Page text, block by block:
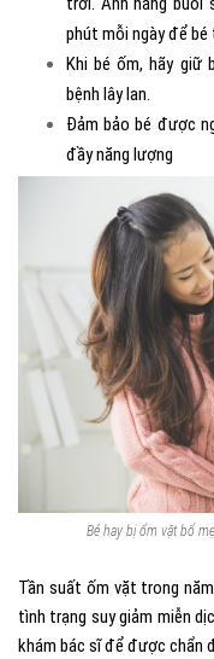
phút mỗi ngày để bé
Khi bé ốm, hãy giữ
bệnh lây lan.
Đảm bảo bé được
đầy năng lượng
Bé hay bị ốm vặt bố
Tần suất ốm vặt trong
tình trạng suy giảm miễn
khám bác sĩ để được chẩn